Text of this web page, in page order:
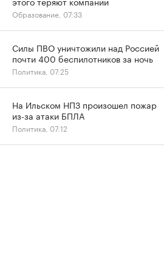
Образование, 07:33
Силы ПВО уничтожили над Россией
почти 400 беспилотников за ночь
Политика, 07:25
На Ильском НПЗ произошел пожар
из-за атаки БПЛА
Политика, 07:12